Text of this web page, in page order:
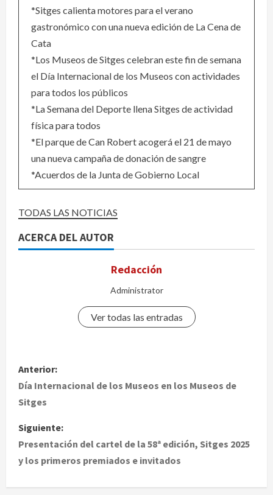
*Sitges calienta motores para el verano
gastronómico con una nueva edición de La Cena de
Cata
*Los Museos de Sitges celebran este fin de semana
el Día Internacional de los Museos con actividades
para todos los públicos
*La Semana del Deporte llena Sitges de actividad
física para todos
*El parque de Can Robert acogerá el 21 de mayo
una nueva campaña de donación de sangre
*Acuerdos de la Junta de Gobierno Local
TODAS LAS NOTICIAS
ACERCA DEL AUTOR
Redacción
Administrator
Ver todas las entradas
N
a
e
g
Anterior:
Día Internacional de los Museos en los Museos de
Sitges
Siguiente:
Presentación del cartel de la 58ª edición, Sitges 2025
y los primeros premiados e invitados